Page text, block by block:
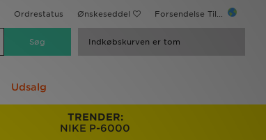
Ordrestatus Ønskeseddel Forsendelse Til...
Indkøbskurven er tom
Udsalg
TRENDER:
NIKE P-6000